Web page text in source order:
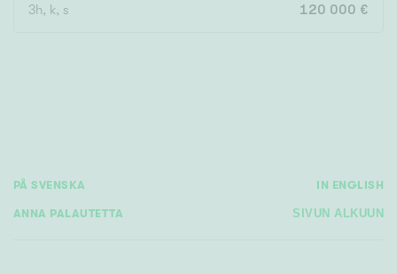
Kunto
Hissi
Järvi- tai merinäköala
3h, k, s 120 000 €
PÅ SVENSKA IN ENGLISH
ANNA PALAUTETTA SIVUN ALKUUN